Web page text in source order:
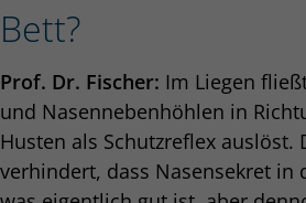
Bett?
Prof. Dr. Fischer: Im Liegen
und Nasennebenhöhlen in
Husten als Schutzreflex auslöst.
verhindert, dass Nasensekret in